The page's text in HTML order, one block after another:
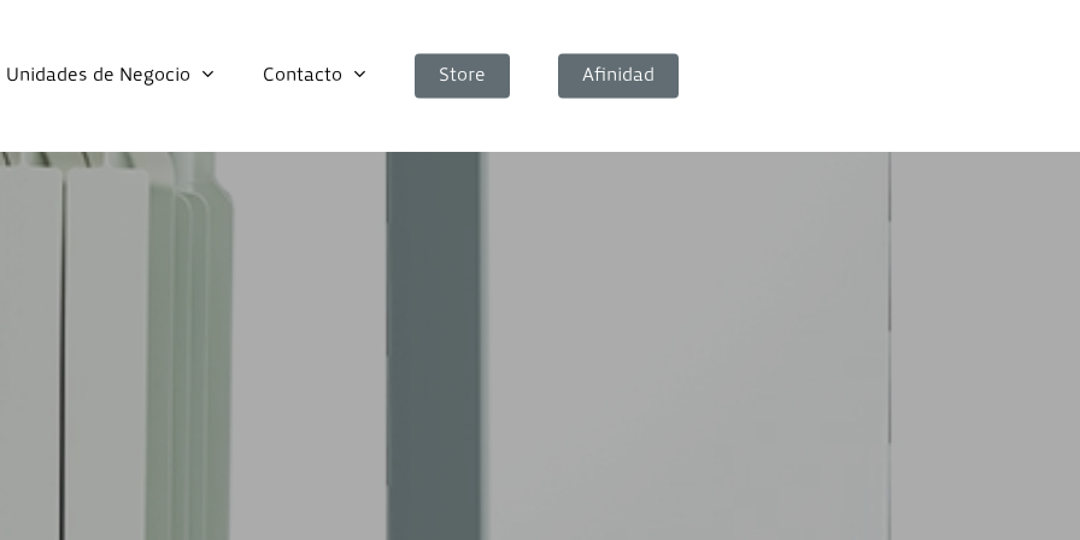
Unidades de Negocio Contacto Store Afinidad